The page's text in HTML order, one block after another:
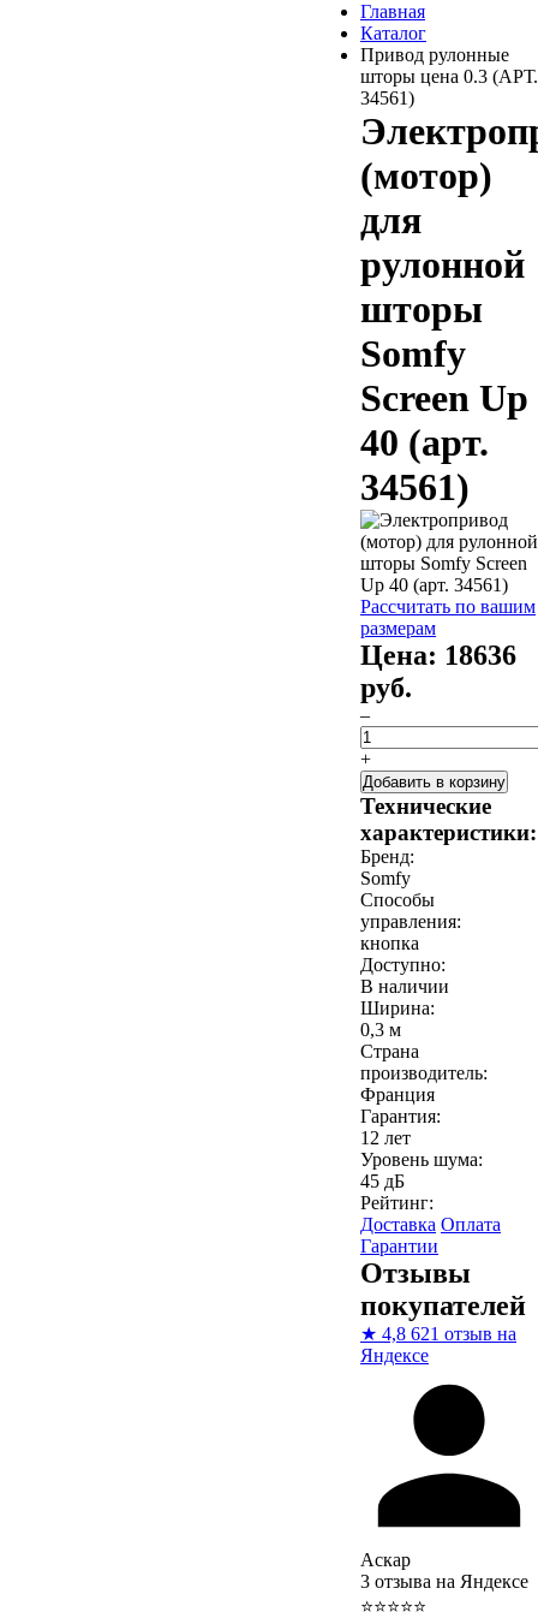
Главная
Каталог
Привод рулонные
шторы цена 0.3 (АРТ.
34561)
(мотор)
для
рулонной
шторы
Somfy
Screen Up
40 (арт.
34561)
Рассчитать по вашим
размерам
Цена: 18636
руб.
–
+
Добавить в корзину
Технические
характеристики:
Бренд:
Somfy
Способы
управления:
кнопка
Доступно:
В наличии
Ширина:
0,3 м
Страна
производитель:
Франция
Гарантия:
12 лет
Уровень шума:
45 дБ
Рейтинг:
Доставка Оплата
Гарантии
Отзывы
покупателей
★ 4,8 621 отзыв на
Яндексе
Аскар
3 отзыва на Яндексе
⭐⭐⭐⭐⭐